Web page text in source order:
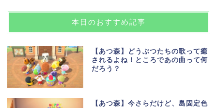
本日のおすすめ記事
【あつ森】どうぶつたちの歌って癒
されるよね！ところであの曲って何
だろう？
【あつ森】今さらだけど、島固定色